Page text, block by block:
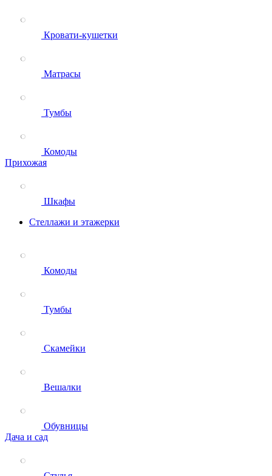
Кровати-кушетки
Матрасы
Тумбы
Комоды
Прихожая
Шкафы
Стеллажи и этажерки
Комоды
Тумбы
Скамейки
Вешалки
Обувницы
Дача и сад